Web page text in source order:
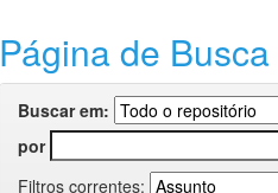
Página de Busca
Buscar em:
por
Filtros correntes: